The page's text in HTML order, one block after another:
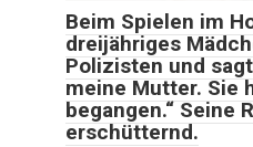
Beim Spielen im
dreijähriges
Polizisten und
meine Mutter. Sie
begangen.“ Seine
erschütternd.